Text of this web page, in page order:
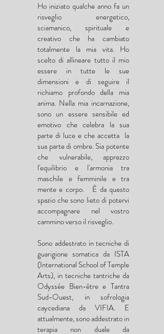
Ho iniziato qualche anno fa un
risveglio energetico,
sciamanico, spirituale e
creativo che ha cambiato
totalmente la mia vita. Ho
scelto di allineare tutto il mio
essere in tutte le sue
dimensioni e di seguire il
richiamo profondo della mia
anima. Nella mia incarnazione,
sono un essere sensibile ed
emotivo che celebra la sua
parte di luce e che accetta la
sua parte di ombre. Sia potente
che vulnerabile, apprezzo
l'equilibrio e l'armonia tra
maschile e femminile e tra
mente e corpo. È da questo
spazio che sono lieto di potervi
accompagnare nel vostro
cammino verso il risveglio.
Sono addestrato in tecniche di
guarigione somatica da ISTA
(International School of Temple
Arts), in tecniche tantriche da
Odyssée Bien-être e Tantra
Sud-Ouest, in sofrologia
caycediana da VIFIA. E
attualmente, sono addestrato in
terapia non duale da